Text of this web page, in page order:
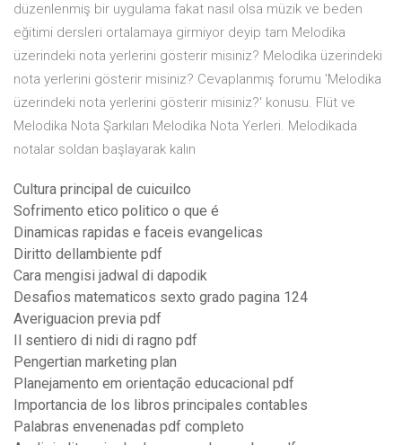
düzenlenmiş bir uygulama fakat nasıl olsa müzik ve beden
eğitimi dersleri ortalamaya girmiyor deyip tam Melodika
üzerindeki nota yerlerini gösterir misiniz? Melodika üzerindeki
nota yerlerini gösterir misiniz? Cevaplanmış forumu 'Melodika
üzerindeki nota yerlerini gösterir misiniz?' konusu. Flüt ve
Melodika Nota Şarkıları Melodika Nota Yerleri. Melodikada
notalar soldan başlayarak kalın
Cultura principal de cuicuilco
Sofrimento etico politico o que é
Dinamicas rapidas e faceis evangelicas
Diritto dellambiente pdf
Cara mengisi jadwal di dapodik
Desafios matematicos sexto grado pagina 124
Averiguacion previa pdf
Il sentiero di nidi di ragno pdf
Pengertian marketing plan
Planejamento em orientação educacional pdf
Importancia de los libros principales contables
Palabras envenenadas pdf completo